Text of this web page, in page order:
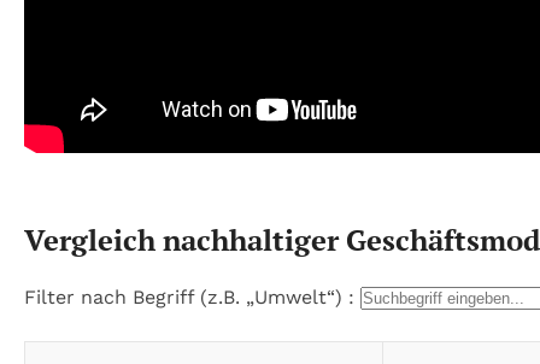
Vergleich nachhaltiger
Filter nach Begriff (z.B. „Umwelt“) :